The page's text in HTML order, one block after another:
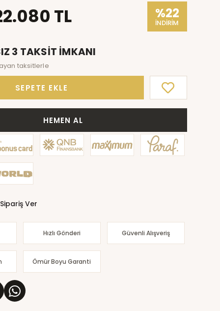
TL %22
İNDİRİM
3 TAKSİT İMKANI
taksitlerle
SEPETE EKLE
HEMEN AL
Ver
Hızlı Gönderi Güvenli Alışveriş
Ömür Boyu Garanti